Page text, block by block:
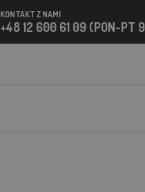
KONTAKT Z NAMI
+48 12 600 61 09 (PON-PT